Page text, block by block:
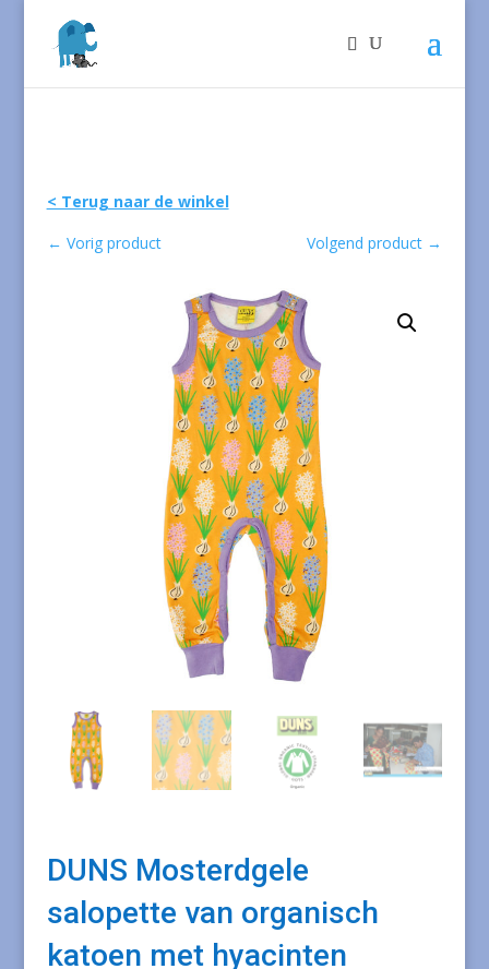
< Terug naar de winkel
← Vorig product Volgend product →
DUNS Mosterdgele
salopette van organisch
katoen met hyacinten